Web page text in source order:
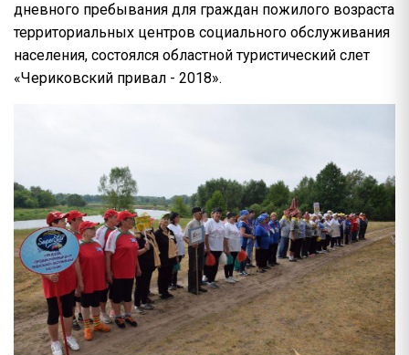
дневного пребывания для граждан пожилого возраста
территориальных центров социального обслуживания
населения, состоялся областной туристический слет
«Чериковский привал - 2018».